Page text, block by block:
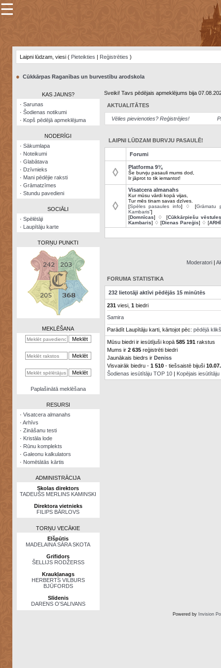
×
Šodienas
notikumi
Visatcera
almanahs
Arhīvs
Zināšanu
kalkulators
Nomētātās
☰
Laipni lūdzam, viesi ( Pieteikties | Reģistrēties )
● Cūkkārpas Raganības un burvestību arodskola
KAS JAUNS?
· Sarunas
· Šodienas notikumi
· Kopš pēdējā apmeklējuma
NODERĪGI
· Sākumlapa
· Noteikumi
· Glabātava
· Dzīvnieks
· Mani pēdējie raksti
· Grāmatzīmes
· Stundu pavedieni
SOCIĀLI
· Spēlētāji
· Laupītāju karte
TORŅU PUNKTI
MEKLĒŠANA
Paplašinātā meklēšana
RESURSI
· Visatcera almanahs
· Arhīvs
· Zināšanu testi
· Kristāla lode
· Rūnu komplekts
· Galeonu kalkulators
· Nomētātās kārtis
ADMINISTRĀCIJA
Skolas direktors
TADEUŠS MERLINS KAMINSKI
Direktora vietnieks
FILIPS BĀRLOVS
TORŅU VECĀKIE
Elšpūtis
MADELAINA SĀRA SKOTA
Grifidors
ŠELLIJS RODŽERSS
Kraukļanags
HERBERTS VILBURS
BJŪFORDS
Slīdenis
DARENS O’SALIVANS
Sveiki! Tavs pēdējais apmeklējums bija
AKTUALITĀTES
Vēlies pievienoties? Reģistrējies!
LAIPNI LŪDZAM BURVJU PASAULĒ!
Forumi
◊ Platforma 9¾
Še burvju pasauli mums dod,
Ir jāprot to tik iemantot!
◊
Visatcera almanahs
Kur mūsu vārdi kopā vijas,
Tur mēs tinam savas dzīves.
[Spēles pasaules info] ♢ [Grāmatu
Kambaris”]
[Domnīcas] ♢ [Cūkkārpiešu vēstules
Kambaris] ♢ [Dienas Pareģis] ♢ [
Moderatori |
FORUMA STATISTIKA
232 lietotāji aktīvi pēdējās 15 minūtēs
231viesi, 1biedri
Samira
Parādīt Laupītāju karti, kārtojot pēc: pēdējā
Mūsu biedri ir iesūtījuši kopā 585 191rakstus
Mums ir 2 635reģistrēti biedri
Jaunākais biedrs ir Deniss
Visvairāk biedru - 1 510- tiešsaistē bijuši
Šodienas iesūtītāju TOP 10| Kopējais iesūtītāju
Powered by Invision